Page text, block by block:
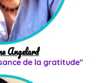
Angelard
de la gratitude"